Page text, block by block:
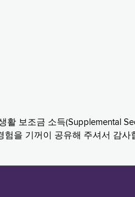
활 보조금 소득(Supplemental
을 기꺼이 공유해 주셔서 감사